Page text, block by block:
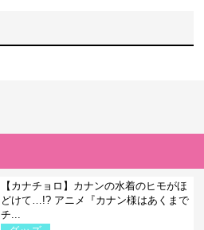
【カナチョロ】カナンの水着のヒモがほ
どけて…!? アニメ『カナン様はあくまで
チ...